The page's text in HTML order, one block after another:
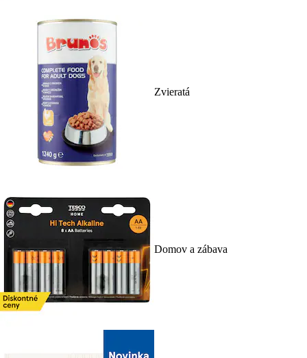
Zvieratá
Domov a zábava